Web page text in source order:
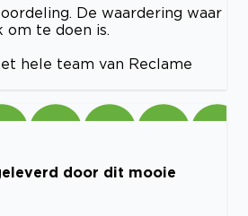
De waardering waar
om te doen is.
hele team van Reclame
door dit mooie